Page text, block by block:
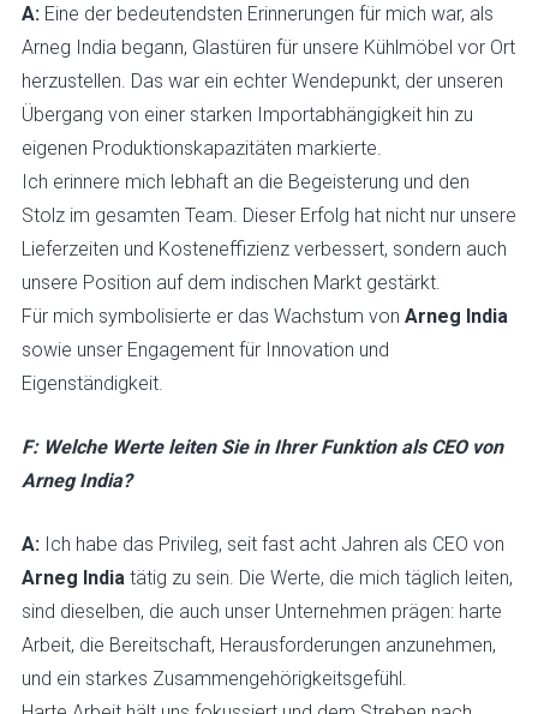
A: Eine der bedeutendsten Erinnerungen für mich war, als
Arneg India begann, Glastüren für unsere Kühlmöbel vor Ort
herzustellen. Das war ein echter Wendepunkt, der unseren
Übergang von einer starken Importabhängigkeit hin zu
eigenen Produktionskapazitäten markierte.
Ich erinnere mich lebhaft an die Begeisterung und den
Stolz im gesamten Team. Dieser Erfolg hat nicht nur unsere
Lieferzeiten und Kosteneffizienz verbessert, sondern auch
unsere Position auf dem indischen Markt gestärkt.
Für mich symbolisierte er das Wachstum von Arneg India
sowie unser Engagement für Innovation und
Eigenständigkeit.
F: Welche Werte leiten Sie in Ihrer Funktion als CEO von
Arneg India?
A: Ich habe das Privileg, seit fast acht Jahren als CEO von
Arneg India tätig zu sein. Die Werte, die mich täglich leiten,
sind dieselben, die auch unser Unternehmen prägen: harte
Arbeit, die Bereitschaft, Herausforderungen anzunehmen,
und ein starkes Zusammengehörigkeitsgefühl.